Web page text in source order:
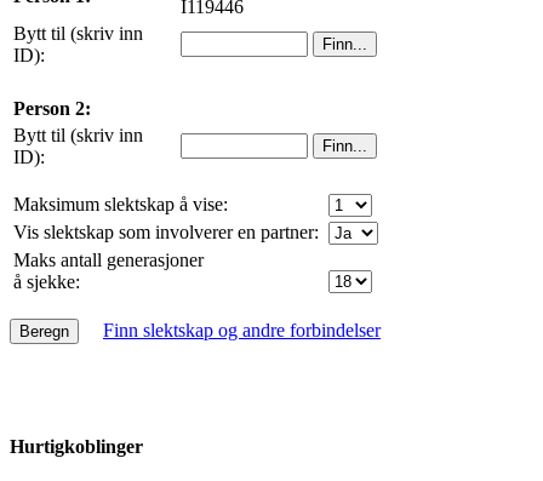
I119446
Bytt til (skriv inn
ID):
Person 2:
Bytt til (skriv inn
ID):
Maksimum slektskap å vise:
Vis slektskap som involverer en partner:
Maks antall generasjoner
å sjekke:
Finn slektskap og andre forbindelser
Hurtigkoblinger